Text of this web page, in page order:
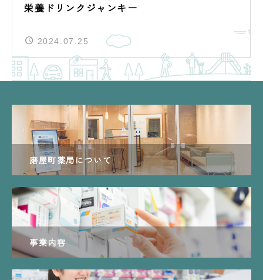
栄養ドリンクジャンキー
2024.07.25
磨屋町薬局について
事業内容